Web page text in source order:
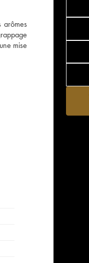
arômes
mise